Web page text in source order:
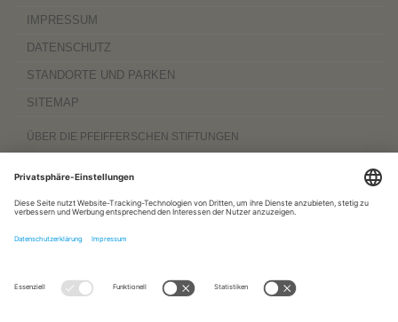
IMPRESSUM
DATENSCHUTZ
STANDORTE UND PARKEN
SITEMAP
ÜBER DIE PFEIFFERSCHEN STIFTUNGEN
Komplexträger und bieten
Menschen mit Behinderung, außerdemWerkstättenmit ca. 600 Beschäftigten
hinaus sind sie zu 100 Prozent am
www.pfeiffersche-stiftungen.de